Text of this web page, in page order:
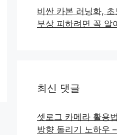
비싼 카본 러닝화,
부상 피하려면 꼭 알
최신 댓글
셋로그 카메라 활용
방향 돌리기 노하우